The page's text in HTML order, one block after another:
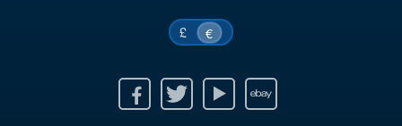
£ €
Twitter Youtube Ebay